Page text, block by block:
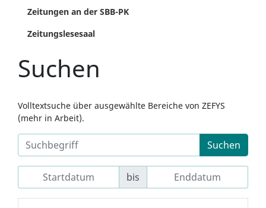
Zeitungen an der SBB-PK
Zeitungslesesaal
Suchen
Volltextsuche über ausgewählte Bereiche von ZEFYS
(mehr in Arbeit).
Suchen
bis